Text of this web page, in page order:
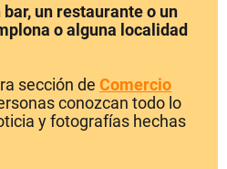
un restaurante o un
o alguna localidad
sección de Comercio
conozcan todo lo
y fotografías hechas